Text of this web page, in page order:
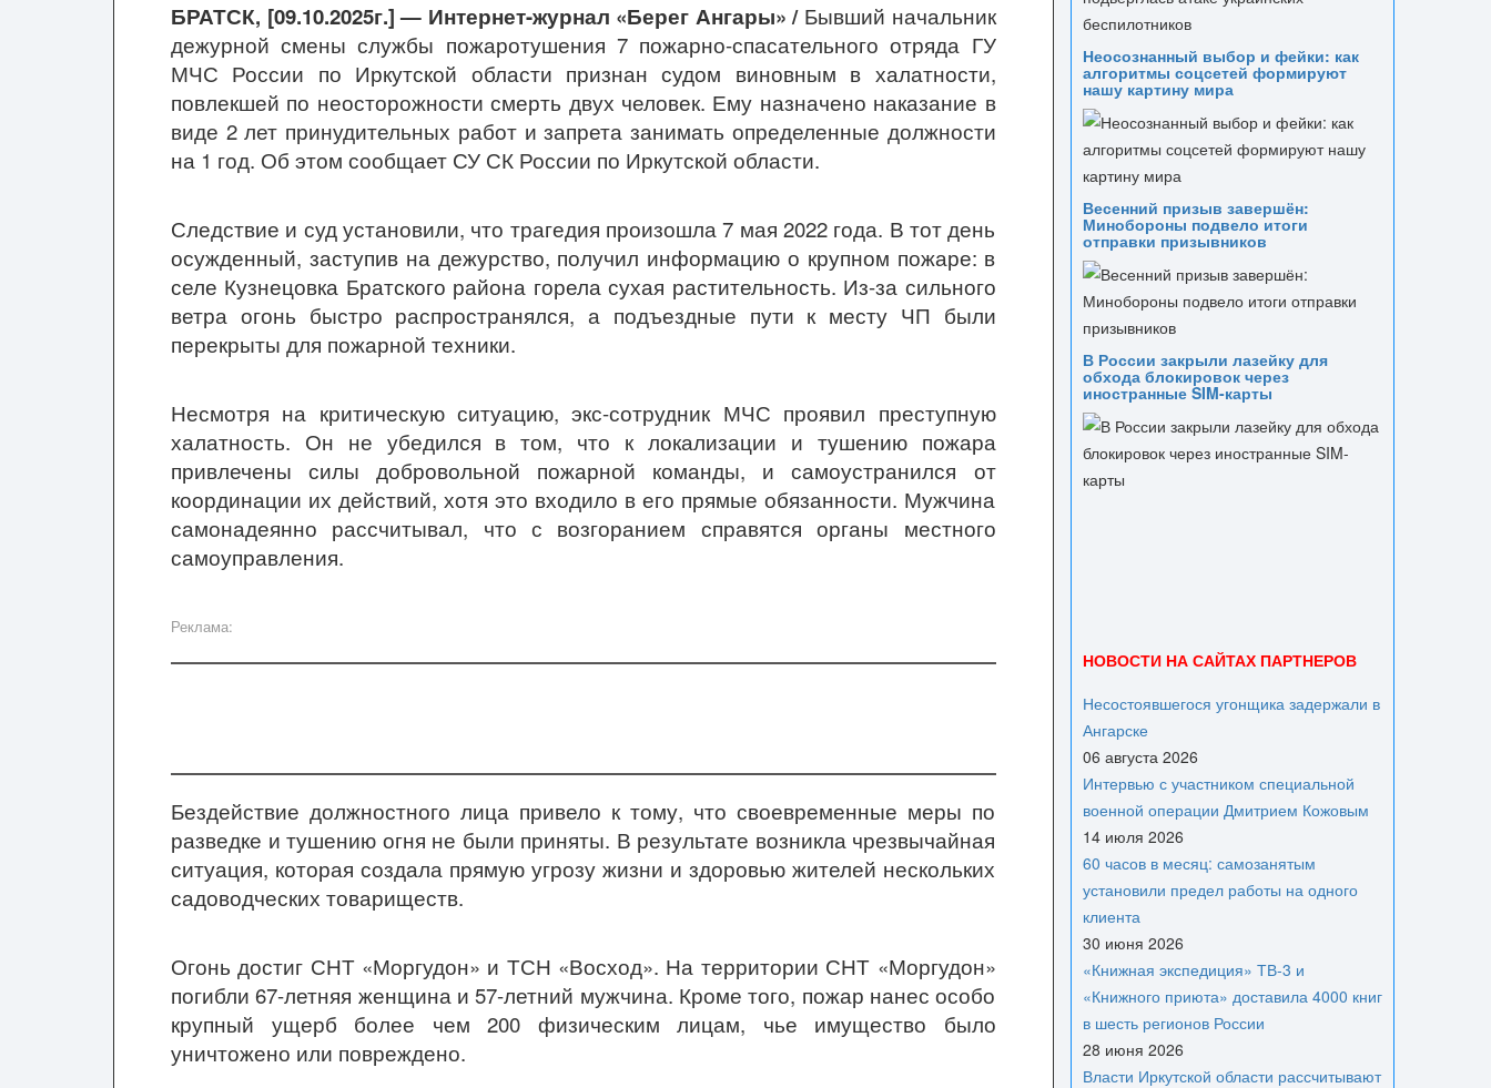
БРАТСК, [09.10.2025г.] — Интернет-журнал «Берег Ангары» /Бывший начальник
дежурной смены службы пожаротушения 7 пожарно-спасательного отряда ГУ
МЧС России по Иркутской области признан судом виновным в халатности,
повлекшей по неосторожности смерть двух человек. Ему назначено наказание в
виде 2 лет принудительных работ и запрета занимать определенные должности
на 1 год. Об этом сообщает СУ СК России по Иркутской области.
Следствие и суд установили, что трагедия произошла 7 мая 2022 года. В тот день
осужденный, заступив на дежурство, получил информацию о крупном пожаре: в
селе Кузнецовка Братского района горела сухая растительность. Из-за сильного
ветра огонь быстро распространялся, а подъездные пути к месту ЧП были
перекрыты для пожарной техники.
Несмотря на критическую ситуацию, экс-сотрудник МЧС проявил преступную
халатность. Он не убедился в том, что к локализации и тушению пожара
привлечены силы добровольной пожарной команды, и самоустранился от
координации их действий, хотя это входило в его прямые обязанности. Мужчина
самонадеянно рассчитывал, что с возгоранием справятся органы местного
самоуправления.
Реклама:
Бездействие должностного лица привело к тому, что своевременные меры по
разведке и тушению огня не были приняты. В результате возникла чрезвычайная
ситуация, которая создала прямую угрозу жизни и здоровью жителей нескольких
садоводческих товариществ.
Огонь достиг СНТ «Моргудон» и ТСН «Восход». На территории СНТ «Моргудон»
погибли 67-летняя женщина и 57-летний мужчина. Кроме того, пожар нанес особо
крупный ущерб более чем 200 физическим лицам, чье имущество было
уничтожено или повреждено.
Неосознанный выбор и фейки: как
алгоритмы соцсетей формируют
нашу картину мира
Весенний призыв завершён:
Минобороны подвело итоги
отправки призывников
В России закрыли лазейку для
обхода блокировок через
иностранные SIM-карты
НОВОСТИ НА САЙТАХ ПАРТНЕРОВ
Несостоявшегося угонщика задержали в
Ангарске
06 августа 2026
Интервью с участником специальной
военной операции Дмитрием Кожовым
14 июля 2026
60 часов в месяц: самозанятым
установили предел работы на одного
клиента
30 июня 2026
«Книжная экспедиция» ТВ-3 и
«Книжного приюта» доставила 4000 книг
в шесть регионов России
28 июня 2026
Власти Иркутской области рассчитывают